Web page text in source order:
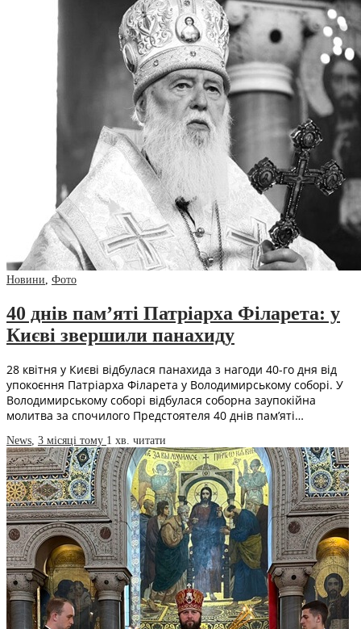
Новини Фото
40 днів пам’яті Патріарха Філарета: у
Києві звершили панахиду
28 квітня у Києві відбулася панахида з нагоди 40-го дня від
упокоєння Патріарха Філарета у Володимирському соборі. У
Володимирському соборі відбулася соборна заупокійна
молитва за спочилого Предстоятеля 40 днів пам’яті…
News, 3 місяці тому 1 хв. читати